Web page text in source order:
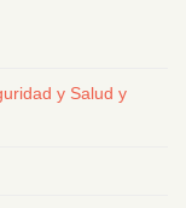
y Salud y